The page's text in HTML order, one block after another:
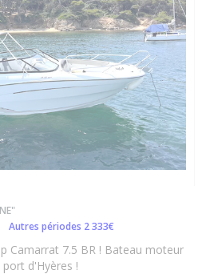
Autres périodes 2 333€
Camarrat 7.5 BR ! Bateau moteur
d'Hyères !